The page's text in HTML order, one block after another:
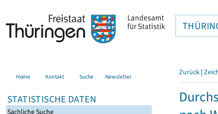
Home Kontakt Suche Newsletter
STATISTISCHE DATEN
Sachliche Suche
Zurück |